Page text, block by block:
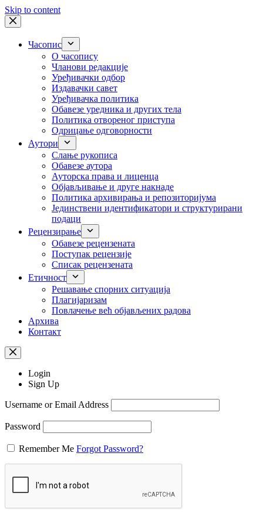
Skip to content
Часопис
О часопису
Чланови редакције
Уређивачки одбор
Издавачки савет
Уређивачка политика
Обавезе уредника и других тела
Пoлитикa oтвoрeнoг приступa
Одрицање одговорности
Аутори
Слање рукописа
Обавезе аутора
Ауторска права и лиценца
Објављивање и друге накнаде
Политика архивирања и репозиторијума
Јединствени идентификатори и структурирани
подаци
Рецензирање
Обавезе рецензената
Поступак рецензије
Списак рецензената
Етичност
Рeшaвaњe спорних ситуација
Плагијаризам
Повлачење већ објављених радова
Архива
Контакт
Login
Sign Up
Username or Email Address
Password
Remember Me Forgot Password?